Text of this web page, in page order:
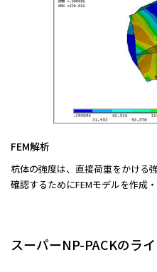
FEM解析
杭体の強度は、直接荷重をかける
確認するためにFEMモデルを作成
スーパーNP-PACKのラ